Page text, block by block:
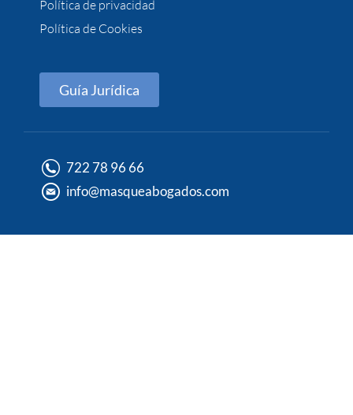
Política de privacidad
Política de Cookies
Guía Jurídica
722 78 96 66
info@masqueabogados.com